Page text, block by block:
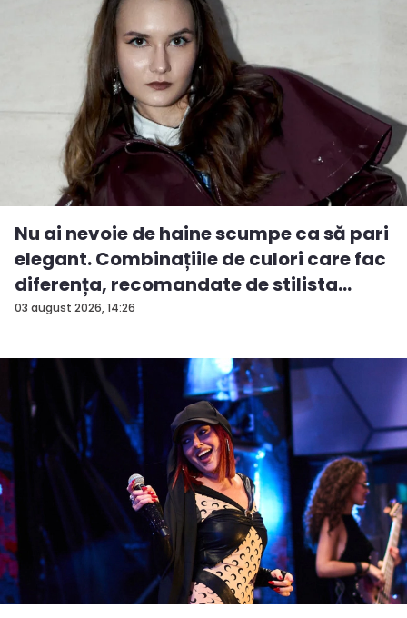
03 august 2026, 14:26
Nu ai nevoie de haine scumpe ca să pari
elegant. Combinațiile de culori care fac
diferența, recomandate de stilista
And...